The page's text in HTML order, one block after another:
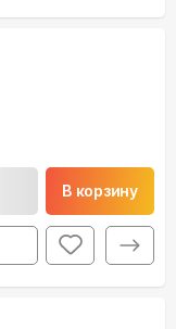
В корзину